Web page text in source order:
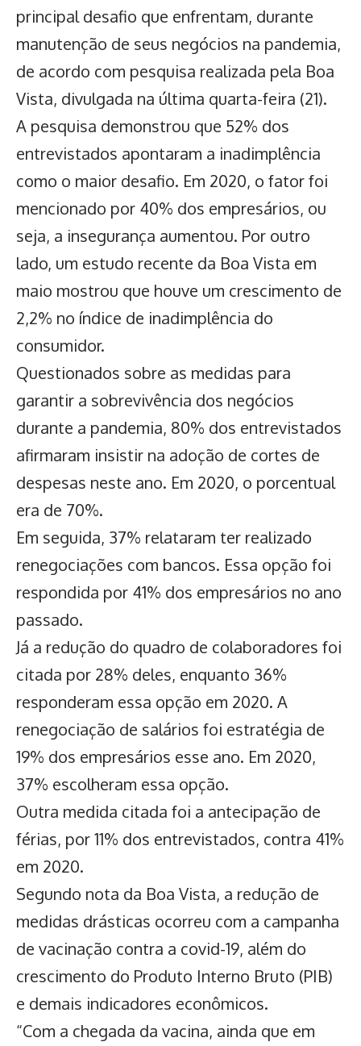
principal desafio que enfrentam, durante
manutenção de seus negócios na pandemia,
de acordo com pesquisa realizada pela Boa
Vista, divulgada na última quarta-feira (21).
A pesquisa demonstrou que 52% dos
entrevistados apontaram a inadimplência
como o maior desafio. Em 2020, o fator foi
mencionado por 40% dos empresários, ou
seja, a insegurança aumentou. Por outro
lado, um estudo recente da Boa Vista em
maio mostrou que houve um crescimento de
2,2% no índice de inadimplência do
consumidor.
Questionados sobre as medidas para
garantir a sobrevivência dos negócios
durante a pandemia, 80% dos entrevistados
afirmaram insistir na adoção de cortes de
despesas neste ano. Em 2020, o porcentual
era de 70%.
Em seguida, 37% relataram ter realizado
renegociações com bancos. Essa opção foi
respondida por 41% dos empresários no ano
passado.
Já a redução do quadro de colaboradores foi
citada por 28% deles, enquanto 36%
responderam essa opção em 2020. A
renegociação de salários foi estratégia de
19% dos empresários esse ano. Em 2020,
37% escolheram essa opção.
Outra medida citada foi a antecipação de
férias, por 11% dos entrevistados, contra 41%
em 2020.
Segundo nota da Boa Vista, a redução de
medidas drásticas ocorreu com a campanha
de vacinação contra a covid-19, além do
crescimento do Produto Interno Bruto (PIB)
e demais indicadores econômicos.
“Com a chegada da vacina, ainda que em